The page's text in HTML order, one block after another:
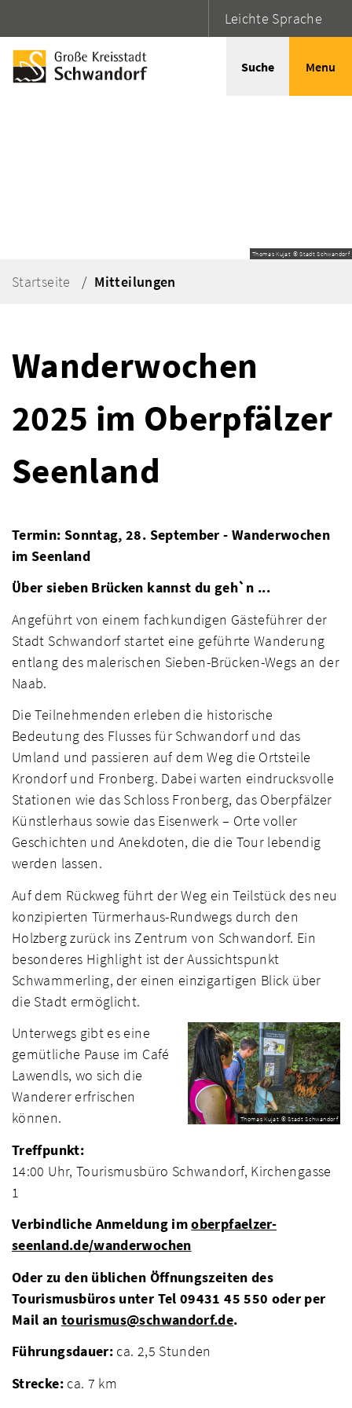
Leichte Sprache
Suche Menu
Thomas Kujat © Stadt Schwandorf
Startseite Mitteilungen
Wanderwochen
2025 im Oberpfälzer
Seenland
Termin: Sonntag, 28. September - Wanderwochen
im Seenland
Über sieben Brücken kannst du geh`n ...
Angeführt von einem fachkundigen Gästeführer der
Stadt Schwandorf startet eine geführte Wanderung
entlang des malerischen Sieben-Brücken-Wegs an der
Naab.
Die Teilnehmenden erleben die historische
Bedeutung des Flusses für Schwandorf und das
Umland und passieren auf dem Weg die Ortsteile
Krondorf und Fronberg. Dabei warten eindrucksvolle
Stationen wie das Schloss Fronberg, das Oberpfälzer
Künstlerhaus sowie das Eisenwerk – Orte voller
Geschichten und Anekdoten, die die Tour lebendig
werden lassen.
Auf dem Rückweg führt der Weg ein Teilstück des neu
konzipierten Türmerhaus-Rundwegs durch den
Holzberg zurück ins Zentrum von Schwandorf. Ein
besonderes Highlight ist der Aussichtspunkt
Schwammerling, der einen einzigartigen Blick über
die Stadt ermöglicht.
Thomas Kujat © Stadt Schwandorf
Unterwegs gibt es eine
gemütliche Pause im Café
Lawendls, wo sich die
Wanderer erfrischen
können.
Treffpunkt:
14:00 Uhr, Tourismusbüro Schwandorf, Kirchengasse
1
Verbindliche Anmeldung imoberpfaelzer-
seenland.de/wanderwochen
Oder zu den üblichen Öffnungszeiten des
Tourismusbüros unter Tel 09431 45 550 oder per
Mail an tourismus@schwandorf.de.
Führungsdauer: ca. 2,5 Stunden
Strecke: ca. 7 km